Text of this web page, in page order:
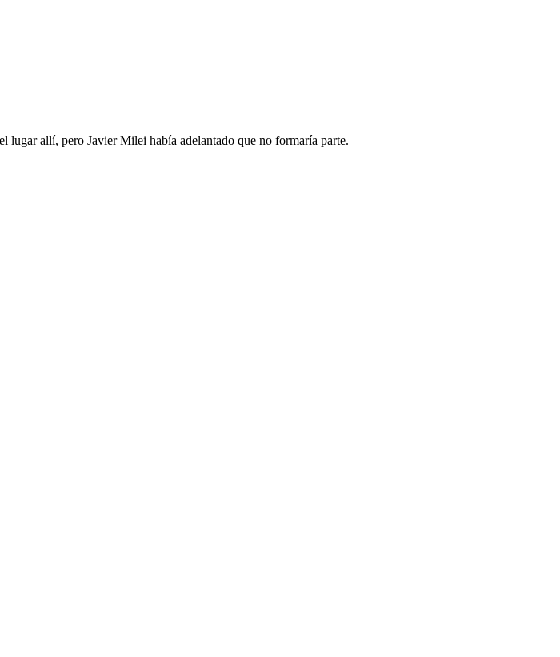
lugar allí, pero Javier Milei había adelantado que no formaría parte.